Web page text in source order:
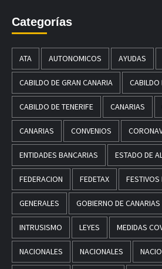
Categorías
ATA AUTONOMICOS AYUDAS
CABILDO DE GRAN CANARIA CABILDO
CABILDO DE TENERIFE CANARIAS
CANARIAS CONVENIOS
ENTIDADES BANCARIAS ESTADO DE
FEDERACION FEDETAX FESTIVOS
GENERALES GOBIERNO DE CANARIAS
INTRUSISMO LEYES MEDIDAS
NACIONALES NACIONALES